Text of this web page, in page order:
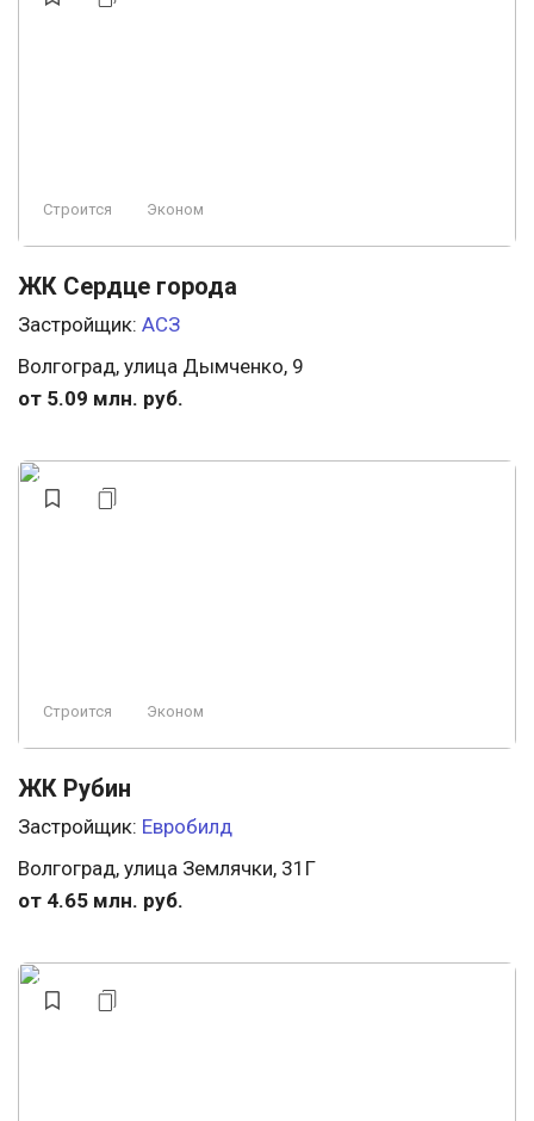
Строится Эконом
ЖК Сердце города
Застройщик: АСЗ
Волгоград, улица Дымченко, 9
от 5.09 млн. руб.
Строится Эконом
ЖК Рубин
Застройщик: Евробилд
Волгоград, улица Землячки, 31Г
от 4.65 млн. руб.